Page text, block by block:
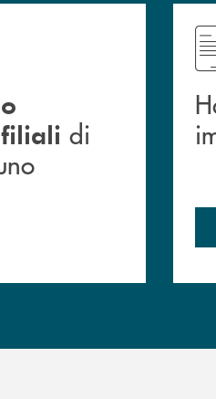
delle&nbsp;
filiali di